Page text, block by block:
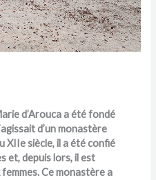
d’Arouca a été fondé
d’un monastère
XIIe siècle, il a été confié
et, depuis lors, il est
Ce monastère a